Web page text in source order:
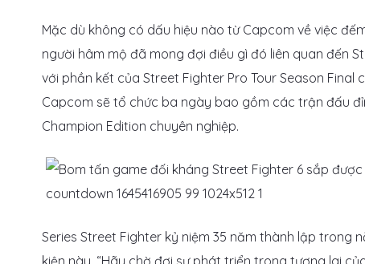
Mặc dù không có dấu hiệu nào từ Capcom về việc
người hâm mộ đã mong đợi điều gì đó liên quan đến
với phần kết của Street Fighter Pro Tour Season
Capcom sẽ tổ chức ba ngày bao gồm các trận đấu
Champion Edition chuyên nghiệp.
Series Street Fighter kỷ niệm 35 năm thành lập trong